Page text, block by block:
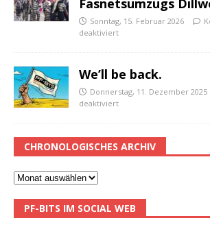
Fasnetsumzugs
Sonntag, 15. Februar 2026
deaktiviert
We’ll be back.
Donnerstag, 11. Dezember 2025
deaktiviert
CHRONOLOGISCHES ARCHIV
PF-BITS IM SOCIAL WEB